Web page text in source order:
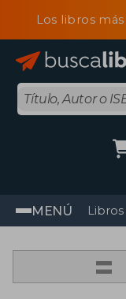
Los libros
MENÚ
=